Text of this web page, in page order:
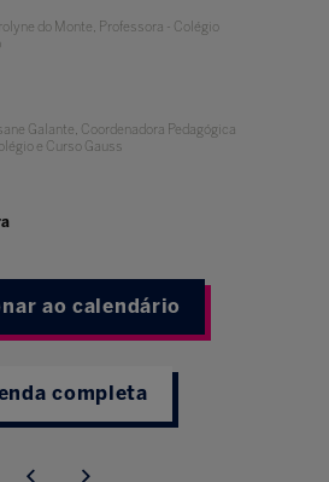
do Monte, Professora - Colégio
Galante, Coordenadora Pedagógica
e Curso Gauss
ao calendário
completa